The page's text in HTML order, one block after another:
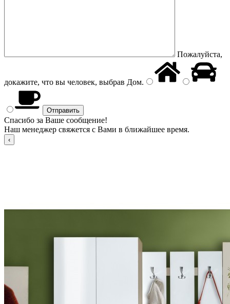
Пожалуйста,
докажите, что вы человек, выбрав Дом.
Спасибо за Ваше сообщение!
Наш менеджер свяжется с Вами в ближайшее время.